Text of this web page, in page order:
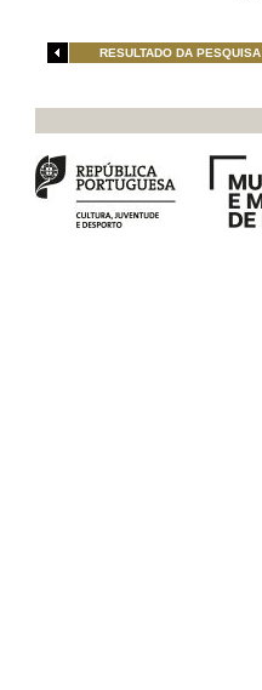
RESULTADO DA PESQUISA